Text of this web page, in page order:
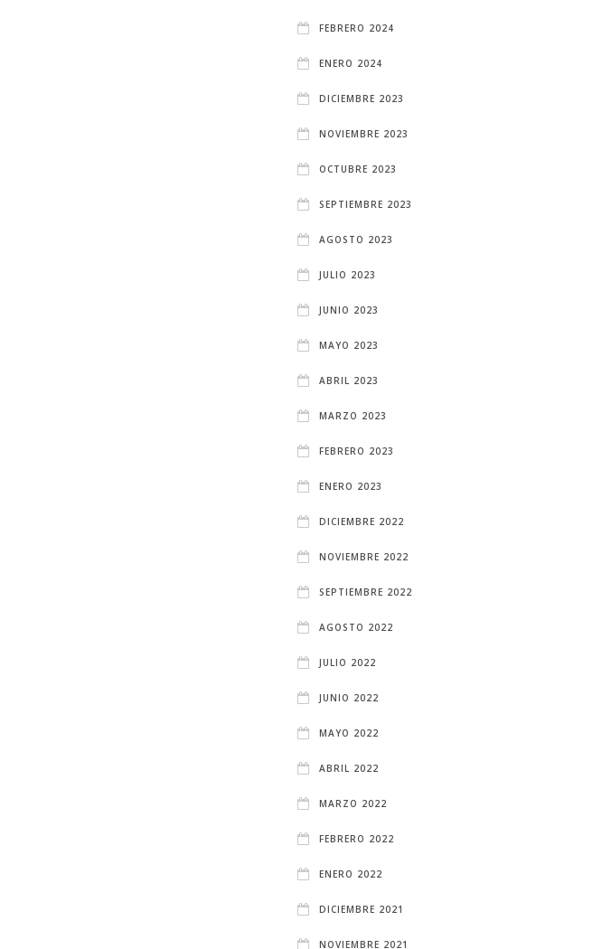
FEBRERO 2024
ENERO 2024
DICIEMBRE 2023
NOVIEMBRE 2023
OCTUBRE 2023
SEPTIEMBRE 2023
AGOSTO 2023
JULIO 2023
JUNIO 2023
MAYO 2023
ABRIL 2023
MARZO 2023
FEBRERO 2023
ENERO 2023
DICIEMBRE 2022
NOVIEMBRE 2022
SEPTIEMBRE 2022
AGOSTO 2022
JULIO 2022
JUNIO 2022
MAYO 2022
ABRIL 2022
MARZO 2022
FEBRERO 2022
ENERO 2022
DICIEMBRE 2021
NOVIEMBRE 2021